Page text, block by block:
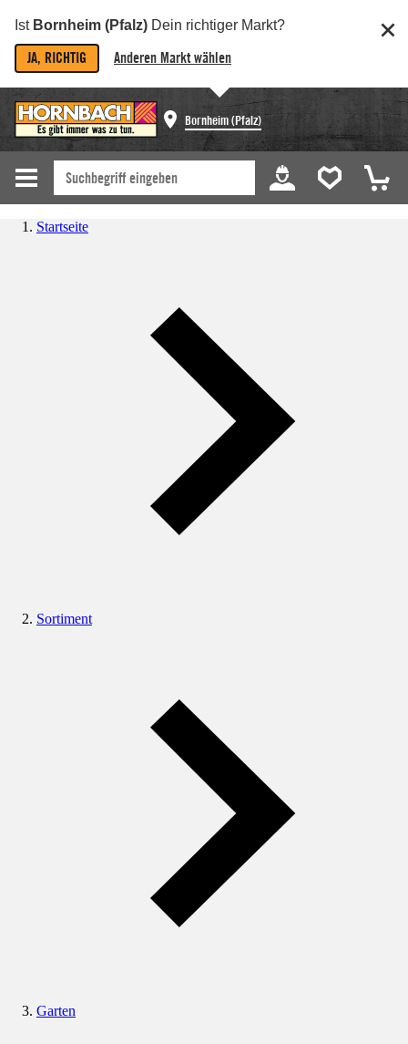
Ist Bornheim (Pfalz) Dein richtiger Markt?
JA, RICHTIG Anderen Markt wählen
Bornheim (Pfalz)
Startseite
Sortiment
Garten